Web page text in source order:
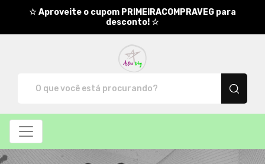
☆ Aproveite o cupom PRIMEIRACOMPRAVEG para
desconto! ☆